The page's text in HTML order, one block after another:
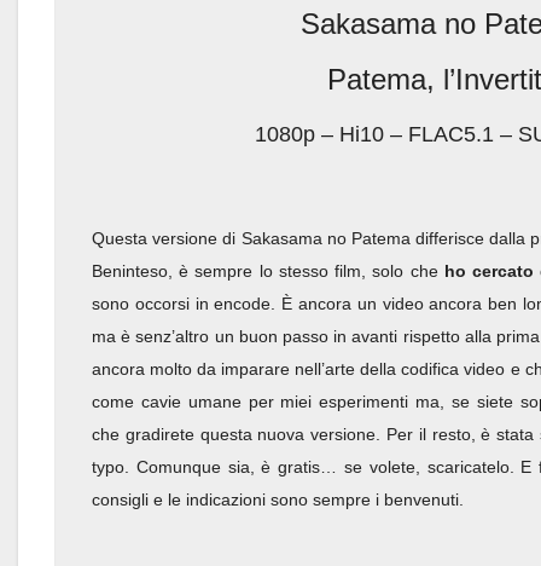
Sakasama no
Patema,
1080p – Hi10 – FLAC5.1 –
Questa versione di Sakasama no Patema differisce dalla
Beninteso, è sempre lo stesso film, solo che ho cercato
sono occorsi in encode. È ancora un video ancora ben
ma è senz’altro un buon passo in avanti rispetto alla
ancora molto da imparare nell’arte della codifica video e
come cavie umane per miei esperimenti ma, se siete
che gradirete questa nuova versione. Per il resto, è
typo. Comunque sia, è gratis… se volete, scaricatelo. E
consigli e le indicazioni sono sempre i benvenuti.